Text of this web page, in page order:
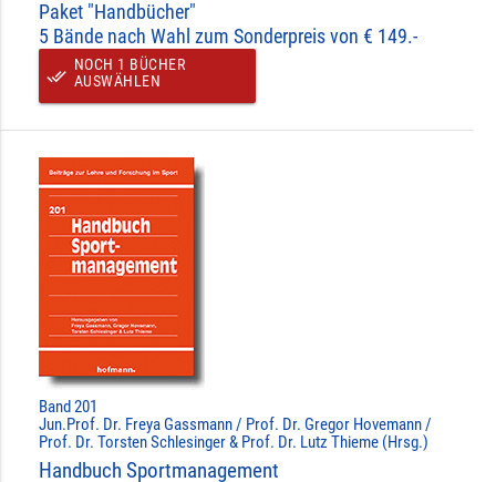
Paket "Handbücher"
5 Bände nach Wahl zum Sonderpreis von € 149.-
done_all
NOCH 1 BÜCHER
AUSWÄHLEN
Band 201
Jun.Prof. Dr. Freya Gassmann / Prof. Dr. Gregor Hovemann /
Prof. Dr. Torsten Schlesinger & Prof. Dr. Lutz Thieme (Hrsg.)
Handbuch Sportmanagement